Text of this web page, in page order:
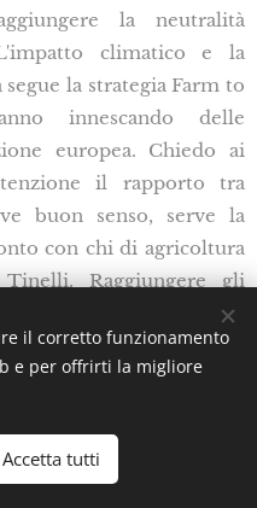
la neutralità
climatico e la
la strategia Farm to
innescando delle
europea. Chiedo ai
il rapporto tra
buon senso, serve la
con chi di agricoltura
Raggiungere gli
è necessario per lo
l'Ambasciatore Maurizio
deforestazione a livello
per contrastare le
l'ambasciatore
nuove tecnologie, la
il corretto funzionamento
e per offrirti la migliore
Accetta tutti